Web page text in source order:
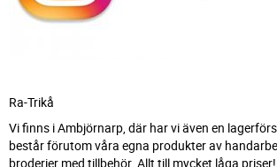
Ra-Trikå
Vi finns i Ambjörnarp, där har vi även en
består förutom våra egna produkter av
broderier med tillbehör. Allt till mycket låga priser!